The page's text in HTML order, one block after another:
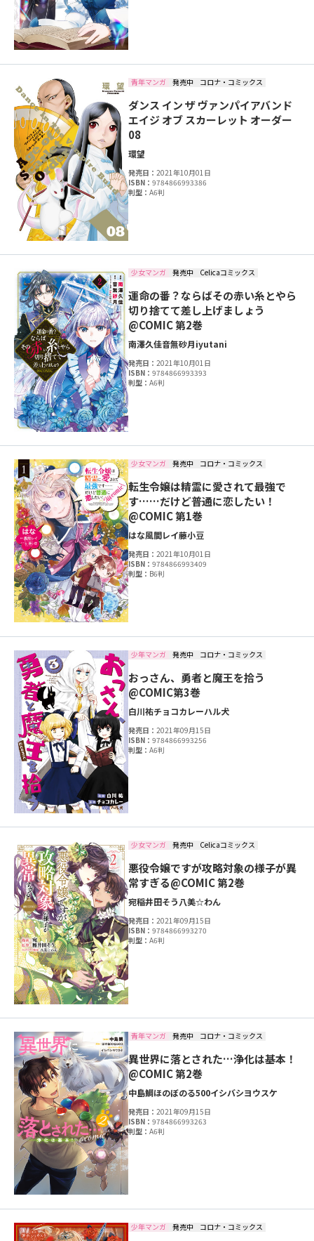
青年マンガ 発売中 コロナ・コミックス
ダンス イン ザ ヴァンパイアバンド
エイジ オブ スカーレット オーダー
08
環望
発売日：2021年10月01日
ISBN：9784866993386
判型：A6判
少女マンガ 発売中 Celicaコミックス
運命の番？ならばその赤い糸とやら
切り捨てて差し上げましょう
@COMIC 第2巻
南澤久佳音無砂月iyutani
発売日：2021年10月01日
ISBN：9784866993393
判型：A6判
少女マンガ 発売中 コロナ・コミックス
転生令嬢は精霊に愛されて最強で
す……だけど普通に恋したい！
@COMIC 第1巻
はな風間レイ藤小豆
発売日：2021年10月01日
ISBN：9784866993409
判型： B6判
少年マンガ 発売中 コロナ・コミックス
おっさん、勇者と魔王を拾う
@COMIC第3巻
白川祐チョコカレーハル犬
発売日：2021年09月15日
ISBN：9784866993256
判型：A6判
少女マンガ 発売中 Celicaコミックス
悪役令嬢ですが攻略対象の様子が異
常すぎる@COMIC 第2巻
宛稲井田そう八美☆わん
発売日：2021年09月15日
ISBN：9784866993270
判型：A6判
青年マンガ 発売中 コロナ・コミックス
異世界に落とされた…浄化は基本！
@COMIC 第2巻
中島鯛ほのぼのる500イシバシヨウスケ
発売日：2021年09月15日
ISBN：9784866993263
判型：A6判
少年マンガ 発売中 コロナ・コミックス